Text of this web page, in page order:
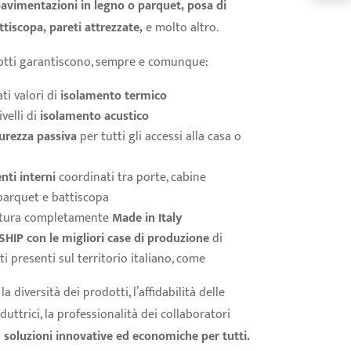
in legno o parquet, posa di
pareti attrezzate,e molto altro.
garantiscono, sempre e comunque:
valori di isolamento termico
di isolamento acustico
passivaper tutti gli accessi alla casa o
internicoordinati tra porte, cabine
e battiscopa
completamenteMade in Italy
con le migliori case di produzionedi
presenti sul territorio italiano, come
diversità dei prodotti, l’affidabilità delle
la professionalità dei collaboratori
soluzioni innovative ed economiche per tutti.